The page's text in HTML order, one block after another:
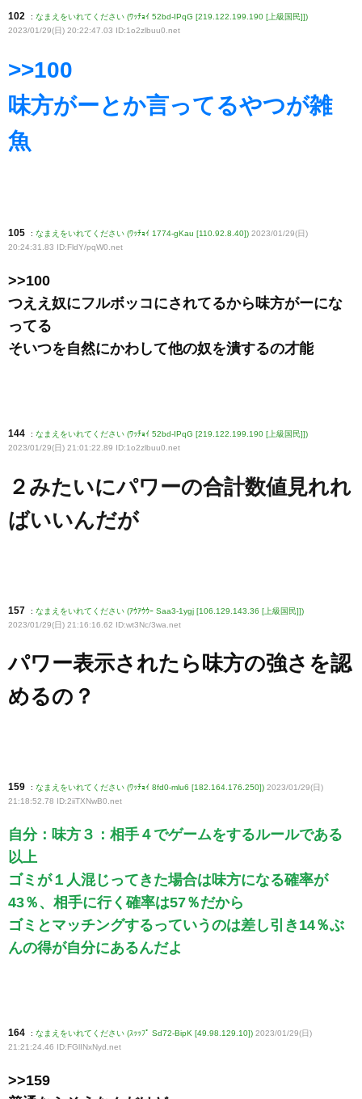
102 : なまえをいれてください (ﾜｯﾁｮｲ 52bd-IPqG [219.122.199.190 [上級国民]])
2023/01/29(日) 20:22:47.03 ID:1o2zlbuu0 .net
>>100
味方がーとか言ってるやつが雑
魚
105 : なまえをいれてください (ﾜｯﾁｮｲ 1774-gKau [110.92.8.40]) 2023/01/29(日)
20:24:31.83 ID:FldY/pqW0 .net
>>100
つええ奴にフルボッコにされてるから味方がーにな
ってる
そいつを自然にかわして他の奴を潰するの才能
144 : なまえをいれてください (ﾜｯﾁｮｲ 52bd-IPqG [219.122.199.190 [上級国民]])
2023/01/29(日) 21:01:22.89 ID:1o2zlbuu0.net
２みたいにパワーの合計数値見れれ
ばいいんだが
157 : なまえをいれてください (ｱｳｱｳｳｰ Saa3-1ygj [106.129.143.36 [上級国民]])
2023/01/29(日) 21:16:16.62 ID:wt3Nc/3wa .net
パワー表示されたら味方の強さを認
めるの？
159 : なまえをいれてください (ﾜｯﾁｮｲ 8fd0-mlu6 [182.164.176.250]) 2023/01/29(日)
21:18:52.78 ID:2iiTXNwB0 .net
自分：味方３：相手４でゲームをするルールである
以上
ゴミが１人混じってきた場合は味方になる確率が
43％、相手に行く確率は57％だから
ゴミとマッチングするっていうのは差し引き14％ぶ
んの得が自分にあるんだよ
164 : なまえをいれてください (ｽｯｯﾌﾟ Sd72-BipK [49.98.129.10]) 2023/01/29(日)
21:21:24.46 ID:FGlINxNyd .net
>>159